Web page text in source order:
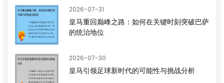
2026-07-31
皇马重回巅峰之路：如何在关键时刻突破巴萨
的统治地位
2026-07-30
皇马引领足球新时代的可能性与挑战分析